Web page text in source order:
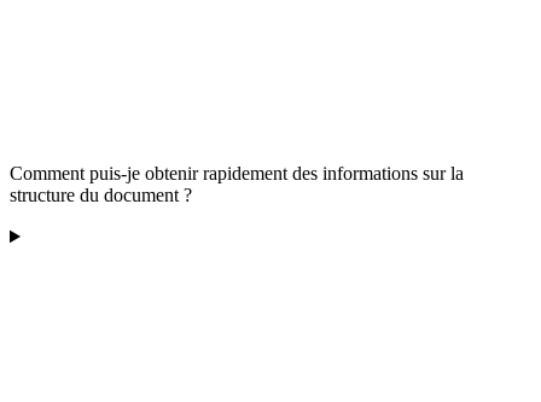
Comment puis-je obtenir rapidement des informations sur la
structure du document ?